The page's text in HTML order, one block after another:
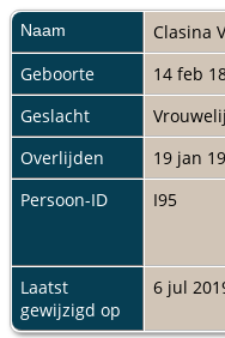
Naam Clasina
Geboorte
14 feb
Geslacht
Overlijden
19 jan
Persoon-ID
I95
Laatst
gewijzigd op
6 jul